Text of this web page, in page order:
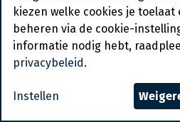
Actief
Vraag een account aan
Algemene voorwaarden
30-dagen geld terug garantie
kiezen welke cookies je toelaat
beheren via de cookie-
informatie nodig hebt,
privacybeleid .
Instellen